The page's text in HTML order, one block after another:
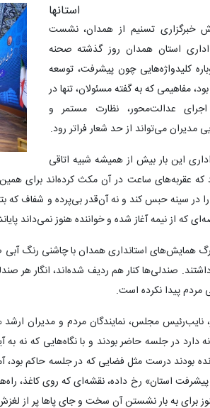
استانها
خبرگزاری تسنیم از همدان، نشست
استان همدان روز گذشته صحنه
کلیدواژه‌هایی چون پیشرفت، توسعه
مفاهیمی که به گفته مسئولان، تنها در
عدالت‌محور، نظارت مستمر و
مدیران می‌تواند از حد شعار فراتر رود.
این بار بیش از همیشه شبیه اتاقی
که عقربه‌های ساعت در آن مکث کرده‌اند برای
در سینه حبس کند و نه آن‌قدر بی‌پرده و شفاف که
که از نیمه آغاز شده و خواننده هنوز نمی‌داند
همایش‌های استانداری همدان با چاشنی رنگ آبی
صندلی‌ها کنار هم ردیف شده‌اند، انگار هر
مردم پیدا نکرده است.
نایب‌رئیس مجلس، نمایندگان مردم و مدیران
دارد در جلسه حاضر بودند و با نگاه‌هایی که نه
استان» رخ داده، نقشه‌ای که روی کاغذ،
برای به بار نشستن آن سخت و جای پاها پر از